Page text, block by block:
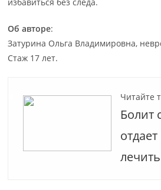
Об авторе:
Затурина Ольга Владимировна,
Стаж 17 лет.
Читайте
Болит
лечить